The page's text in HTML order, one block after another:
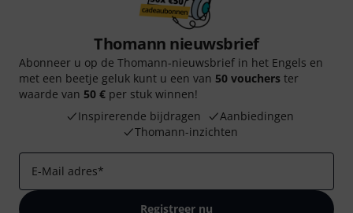
Thomann nieuwsbrief
Abonneer u op de Thomann-nieuwsbrief in het Engels en
met een beetje geluk kunt u een van 50 vouchers ter
waarde van 50 € per stuk winnen!
Inspirerende bijdragen
Aanbiedingen
Thomann-inzichten
E-Mail adres*
Registreer nu